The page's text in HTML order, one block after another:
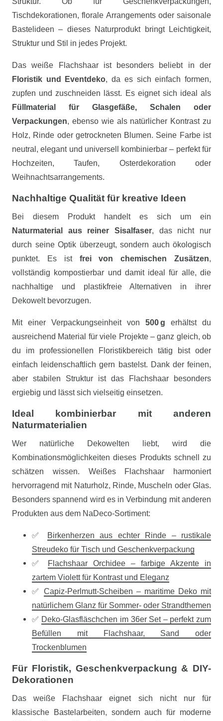
Tischdekorationen, florale Arrangements oder saisonale
Bastelideen – dieses Naturprodukt bringt Leichtigkeit,
Struktur und Stil in jedes Projekt.
Das weiße Flachshaar ist besonders beliebt in der
Floristik und Eventdeko, da es sich einfach formen,
zupfen und zuschneiden lässt. Es eignet sich ideal als
Füllmaterial für Glasgefäße, Schalen oder
Verpackungen, ebenso wie als natürlicher Kontrast zu
Holz, Rinde oder getrockneten Blumen. Seine Farbe ist
neutral, elegant und universell kombinierbar – perfekt für
Hochzeiten, Taufen, Osterdekoration oder
Weihnachtsarrangements.
Nachhaltige Qualität für kreative Ideen
Bei diesem Produkt handelt es sich um ein
Naturmaterial aus reiner Sisalfaser, das nicht nur
durch seine Optik überzeugt, sondern auch ökologisch
punktet. Es ist frei von chemischen Zusätzen,
vollständig kompostierbar und damit ideal für alle, die
nachhaltige und plastikfreie Alternativen in ihrer
Dekowelt bevorzugen.
Mit einer Verpackungseinheit von 500 g erhältst du
ausreichend Material für viele Projekte – ganz gleich, ob
du im professionellen Floristikbereich tätig bist oder
einfach leidenschaftlich gern bastelst. Dank der feinen,
aber stabilen Struktur ist das Flachshaar besonders
ergiebig und lässt sich vielseitig einsetzen.
Ideal kombinierbar mit anderen
Naturmaterialien
Wer natürliche Dekowelten liebt, wird die
Kombinationsmöglichkeiten dieses Produkts schnell zu
schätzen wissen. Weißes Flachshaar harmoniert
hervorragend mit Naturholz, Rinde, Muscheln oder Glas.
Besonders spannend wird es in Verbindung mit anderen
Produkten aus dem NaDeco-Sortiment:
✅
Birkenherzen aus echter Rinde – rustikale
Streudeko für Tisch und Geschenkverpackung
✅
Flachshaar Orchidee – farbige Akzente in
zartem Violett für Kontrast und Eleganz
✅ Capiz-Perlmutt-Scheiben – maritime Deko mit
natürlichem Glanz für Sommer- oder Strandthemen
✅ Deko-Glasfläschchen im 36er Set – perfekt zum
Befüllen mit Flachshaar, Sand oder
Trockenblumen
Für Floristik, Geschenkverpackung & DIY-
Dekorationen
Das weiße Flachshaar eignet sich nicht nur für
klassische Bastelarbeiten, sondern auch für moderne